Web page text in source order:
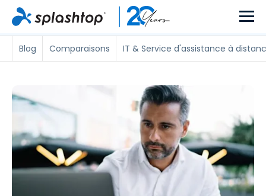
Blog Comparaisons IT & Service d'assistance à